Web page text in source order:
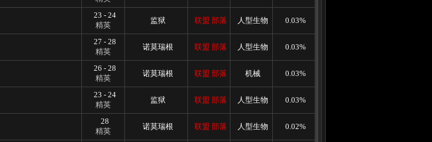
23 - 24
精英
监狱 联盟 部落 人型生物 0.03%
27 - 28
精英
诺莫瑞根 联盟 部落 人型生物 0.03%
26 - 28
精英
诺莫瑞根 联盟 部落 机械 0.03%
23 - 24
精英
监狱 联盟 部落 人型生物 0.03%
28
精英
诺莫瑞根 联盟 部落 人型生物 0.02%